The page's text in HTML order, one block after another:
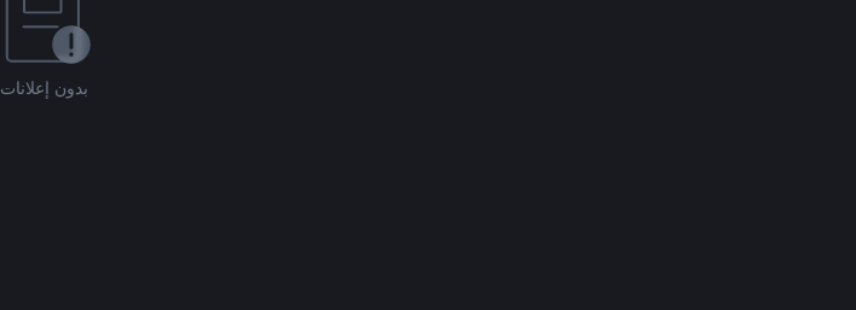
بدون إعلانات